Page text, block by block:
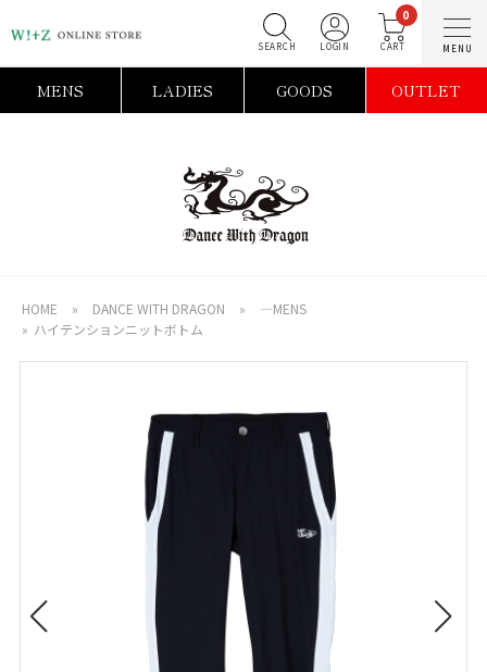
0
MENS LADIES GOODS OUTLET
HOME » DANCE WITH DRAGON »
―MENS
» ハイテンションニットボトム